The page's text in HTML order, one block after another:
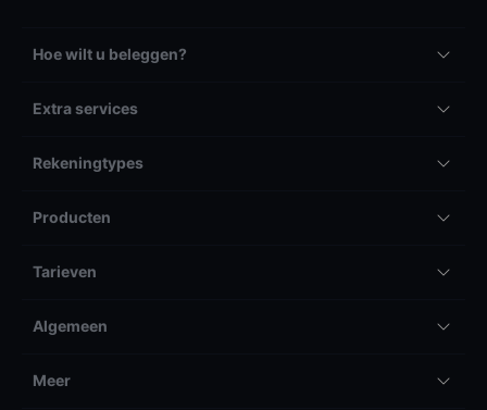
Hoe wilt u beleggen?
Extra services
Rekeningtypes
Producten
Tarieven
Algemeen
Meer